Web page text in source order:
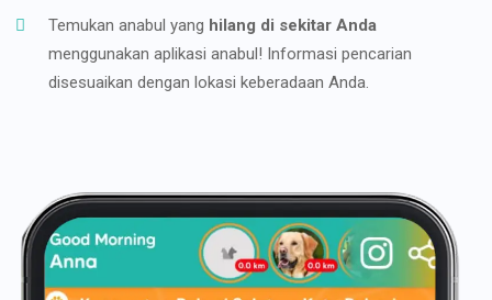
Temukan anabul yang hilang di sekitar Anda
menggunakan aplikasi anabul! Informasi pencarian
disesuaikan dengan lokasi keberadaan Anda.